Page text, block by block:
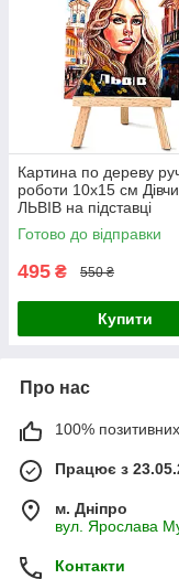
Картина по дереву
роботи 10х15 см
ЛЬВІВ на підставці
Український сувенір
Готово до відправки
495 ₴ 550 ₴
Купити
Про нас
100% позитивних
Працює з
м. Дніпро
вул. Ярослава
Контакти